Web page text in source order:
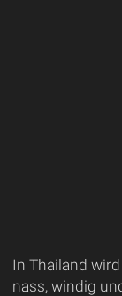
In Thailand
nass, windig